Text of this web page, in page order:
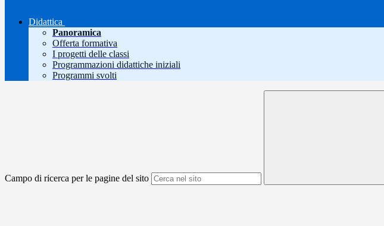
Didattica
Panoramica
Offerta formativa
I progetti delle classi
Programmazioni didattiche iniziali
Programmi svolti
Campo di ricerca per le pagine del sito